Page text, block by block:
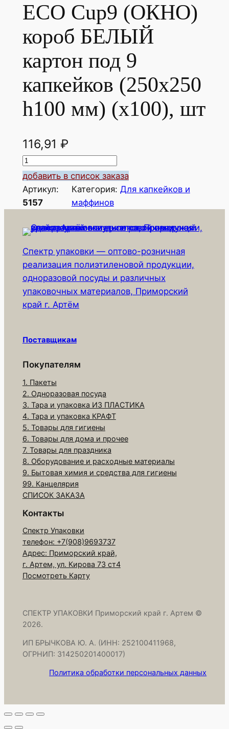
ЕСО Cup9 (ОКНО)
короб БЕЛЫЙ
картон под 9
капкейков (250х250
h100 мм) (х100), шт
116,91 ₽
К
о
л
и
е
т
в
о
т
о
р
а
С
О
C
u
p
9
(
О
К
О
)
к
о
р
Б
Е
Л
Ы
р
добавить в список заказа
Артикул:
5157
Категория: Для капкейков и
маффинов
Спектр упаковки — оптово-розничная
реализация полиэтиленовой продукции,
одноразовой посуды и различных
упаковочных материалов, Приморский
край г. Артём
Поставщикам
Покупателям
1. Пакеты
2. Одноразовая посуда
3. Тара и упаковка ИЗ ПЛАСТИКА
4. Тара и упаковка КРАФТ
5. Товары для гигиены
6. Товары для дома и прочее
7. Товары для праздника
8. Оборудование и расходные материалы
9. Бытовая химия и средства для гигиены
99. Канцелярия
СПИСОК ЗАКАЗА
Контакты
Спектр Упаковки
телефон: +7(908)9693737
Адрес: Приморский край,
г. Артем, ул. Кирова 73 ст4
Посмотреть Карту
СПЕКТР УПАКОВКИ Приморский край г. Артем ©
2026.
ИП БРЫЧКОВА Ю. А. (ИНН: 252100411968,
ОГРНИП: 314250201400017)
Политика обработки персональных данных